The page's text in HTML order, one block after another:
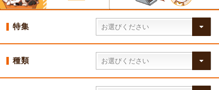
特集
種類